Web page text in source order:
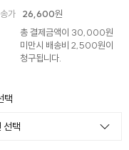
가
26,600원
총 결제금액이 30,000원
미만시 배송비 2,500원이
청구됩니다.
택